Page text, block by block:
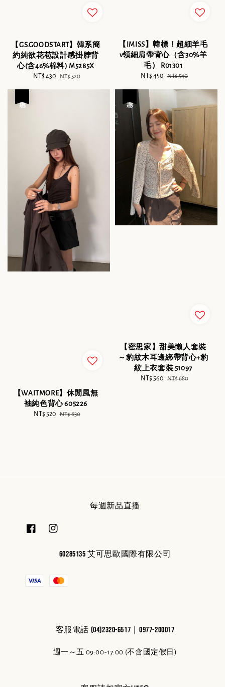
【GS.GOODSTART】韓系簡
約純欲花苞設計感掛脖背
心(含46%棉料) M5285X
Sale
NT$ 430 Regular
NT$ 520
【IMISS】韓標！超細羊毛
v領細肩帶背心（含30%羊
毛） R01301
Sale
NT$ 450 Regular
NT$ 540
【WAITMORE】休閒風無
袖純色背心 605226
Sale
NT$ 520 Regular
NT$ 630
【密思家】甜美懶人套裝
～豹紋木耳邊綁帶背心+豹
紋上衣套裝 51097
Sale
NT$ 560 Regular
NT$ 680
每週新品直播
60285135 艾可思歐國際有限公司
客服電話 (04)2320-6517｜0977-200017
週一～五 09:00-17:00 (不含國定假日)